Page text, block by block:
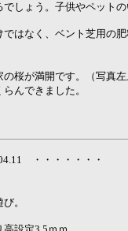
しょう。子供やペットの
はなく、ベント芝用の
桜が満開です。（写真左
んできました。
・・・・・・・
。